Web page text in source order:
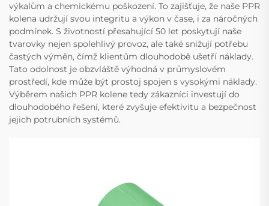
výkalům a chemickému poškození. To zajišťuje, že naše PPR
kolena udržují svou integritu a výkon v čase, i za náročných
podmínek. S životností přesahující 50 let poskytují naše
tvarovky nejen spolehlivý provoz, ale také snižují potřebu
častých výměn, čímž klientům dlouhodobě ušetří náklady.
Tato odolnost je obzvláště výhodná v průmyslovém
prostředí, kde může být prostoj spojen s vysokými náklady.
Výběrem našich PPR kolene tedy zákazníci investují do
dlouhodobého řešení, které zvyšuje efektivitu a bezpečnost
jejich potrubních systémů.